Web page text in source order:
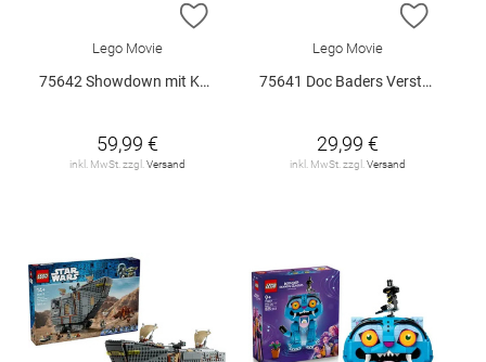
ZUR WUNSCHLISTE HINZUFÜGEN
Lego Movie
75642 Showdown mit Kapitän Smoker V29
59,99 €
inkl. MwSt. zzgl.Versand
ZUR
Lego Movie
75641 Doc Baders Versteck V29
29,99 €
inkl. MwSt. zzgl.Versand